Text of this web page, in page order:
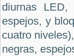
diurnas LED,
espejos, y
cuatro
negras,